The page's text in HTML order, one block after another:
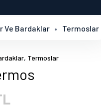
Ve Bardaklar Termoslar
, Termoslar